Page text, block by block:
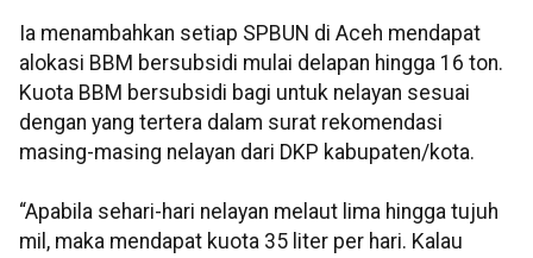
Ia menambahkan setiap SPBUN di Aceh mendapat
alokasi BBM bersubsidi mulai delapan hingga 16 ton.
Kuota BBM bersubsidi bagi untuk nelayan sesuai
dengan yang tertera dalam surat rekomendasi
masing-masing nelayan dari DKP kabupaten/kota.
“Apabila sehari-hari nelayan melaut lima hingga tujuh
mil, maka mendapat kuota 35 liter per hari. Kalau